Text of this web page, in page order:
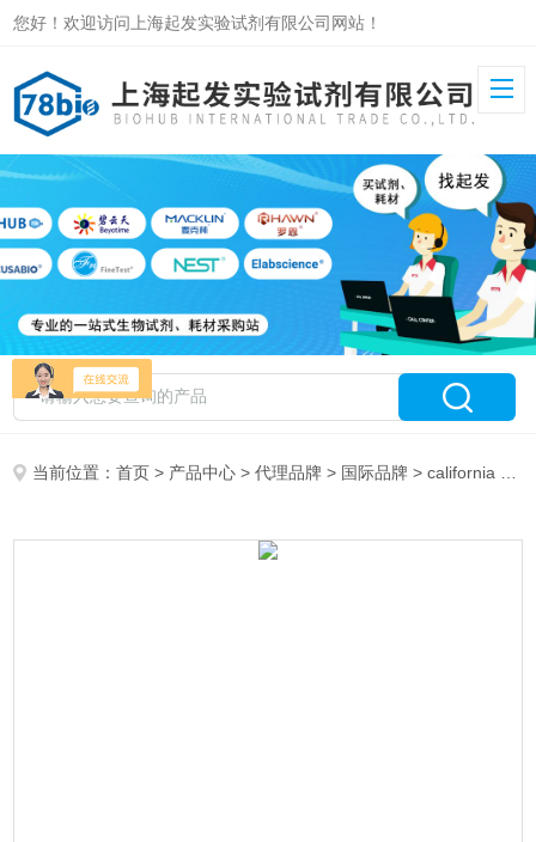
您好！欢迎访问上海起发实验试剂有限公司网站！
当前位置：首页 > 产品中心 >代理品牌 > 国际品牌 > california peptide research 特约代理